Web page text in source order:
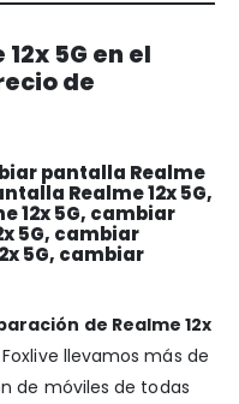
5G en el
de
pantalla Realme
Realme 12x 5G,
12x 5G, cambiar
5G, cambiar
5G, cambiar
de Realme 12x
Foxlive llevamos más de
de móviles de todas